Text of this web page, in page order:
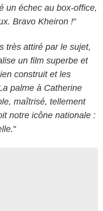
un échec au box-office,
Bravo Kheiron !"
très attiré par le sujet,
un film superbe et
construit et les
palme à Catherine
maîtrisé, tellement
notre icône nationale :
"